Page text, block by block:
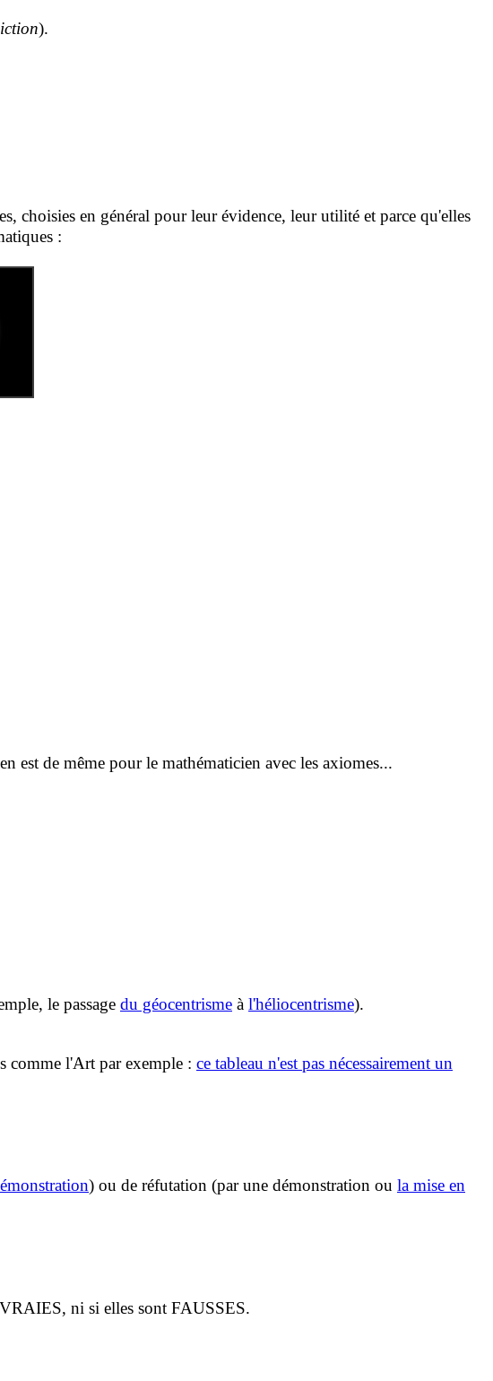
).
choisies en général pour leur évidence, leur utilité et parce qu'elles
:
de même pour le mathématicien avec les axiomes...
le passage du géocentrisme à l'héliocentrisme).
comme l'Art par exemple : ce tableau n'est pas nécessairement un
) ou de réfutation (par une démonstration ou la mise en
ni si elles sont FAUSSES.